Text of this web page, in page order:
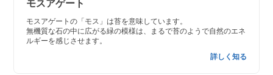
モスアゲート
モスアゲートの「モス」は苔を意味しています。
無機質な石の中に広がる緑の模様は、まるで苔のようで自然のエネ
ルギーを感じさせます。
詳しく知る